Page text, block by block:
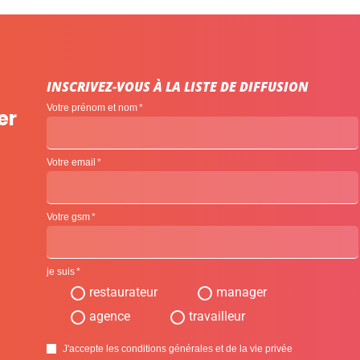
INSCRIVEZ-VOUS À LA LISTE DE DIFFUSION
Votre prénom et nom
Votre email
Votre gsm
je suis
restaurateur
manager
agence
travailleur
J'accepte les conditions générales et de la vie privée